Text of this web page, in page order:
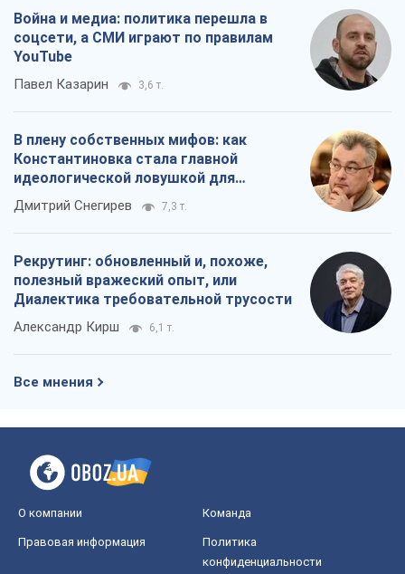
Война и медиа: политика перешла в
соцсети, а СМИ играют по правилам
YouTube
Павел Казарин 3,6 т.
В плену собственных мифов: как
Константиновка стала главной
идеологической ловушкой для
российских оккупантов
Дмитрий Снегирев 7,3 т.
Рекрутинг: обновленный и, похоже,
полезный вражеский опыт, или
Диалектика требовательной трусости
Александр Кирш 6,1 т.
Все мнения
О компании Команда
Правовая информация
Политика
конфиденциальности